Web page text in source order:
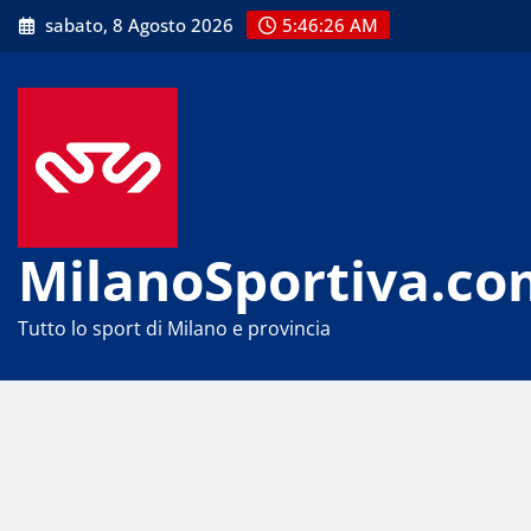
Skip
to
sabato, 8 Agosto 2026 5:46:27 AM
Tutto lo sport di Milano e provincia